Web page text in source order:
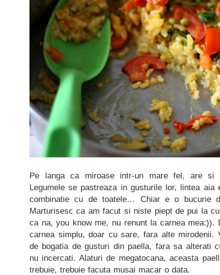
Pe langa ca miroase intr-un mare fel, are
Legumele se pastreaza in gusturile lor, lintea
combinatie cu de toatele… Chiar e o bucurie
Marturisesc ca am facut si niste piept de pui la
ca na, you know me, nu renunt la carnea
carnea simplu, doar cu sare, fara alte mirodenii.
de bogatia de gusturi din paella, fara sa alterati
nu incercati. Alaturi de megatocana, aceasta
trebuie, trebuie facuta musai macar o data.